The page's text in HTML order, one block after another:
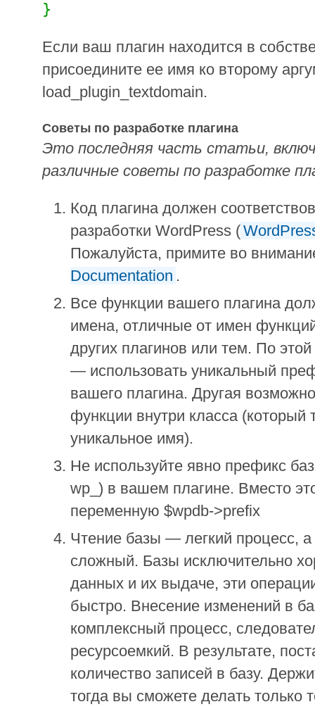
}
Если ваш плагин находится в
присоедините ее имя ко второму
load_plugin_textdomain.
Советы по разработке плагина
Это последняя часть статьи,
различные советы по разработке
Код плагина должен
разработки WordPress (
Пожалуйста, примите во
Documentation .
Все функции вашего плагина
имена, отличные от имен
других плагинов или тем. По
— использовать уникальный
вашего плагина. Другая
функции внутри класса
уникальное имя).
Не используйте явно префикс
wp_) в вашем плагине. Вместо
переменную $wpdb->prefix
Чтение базы — легкий процесс,
сложный. Базы исключительно
данных и их выдаче, эти
быстро. Внесение изменений в
комплексный процесс,
ресурсоемкий. В результате,
количество записей в базу.
тогда вы сможете делать только